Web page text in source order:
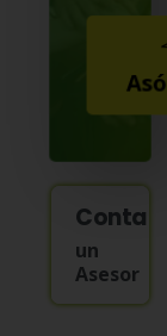
un
Asesor